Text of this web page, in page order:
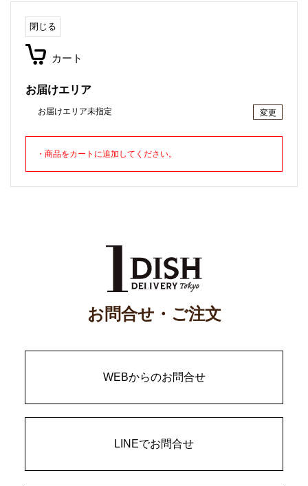
閉じる
カート
お届けエリア
お届けエリア未指定 変更
・商品をカートに追加してください。
お問合せ・ご注文
WEBからのお問合せ
LINEでお問合せ